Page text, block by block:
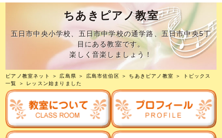
ちあきピアノ教室
五日市中央小学校、五日市中学校の通学路、五日市中央5丁
目にある教室です。
楽しく音楽しましょう！
ピアノ教室ネット ＞ 広島県 ＞ 広島市佐伯区 ＞ ちあきピアノ教室 ＞
トピックス
一覧
＞ レッスン始まりました